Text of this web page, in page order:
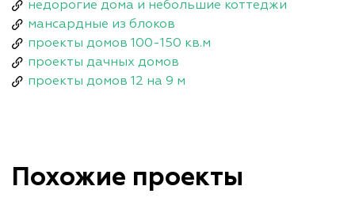
недорогие дома и небольшие коттеджи
мансардные из блоков
проекты домов 100-150 кв.м
проекты дачных домов
проекты домов 12 на 9 м
Похожие проекты